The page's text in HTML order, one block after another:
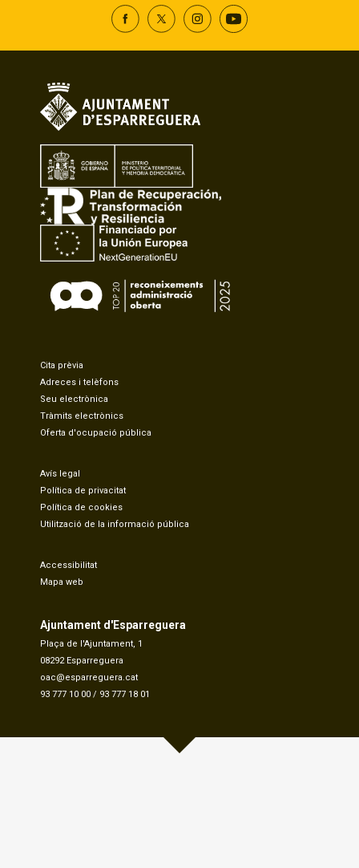
Cita prèvia
Adreces i telèfons
Seu electrònica
Tràmits electrònics
Oferta d'ocupació pública
Avís legal
Política de privacitat
Política de cookies
Utilització de la informació pública
Accessibilitat
Mapa web
Ajuntament d'Esparreguera
Plaça de l'Ajuntament, 1
08292 Esparreguera
oac@esparreguera.cat
93 777 10 00 / 93 777 18 01